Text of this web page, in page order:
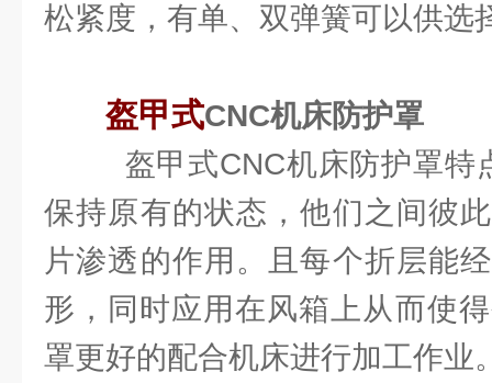
松紧度，有单、双弹簧可以供选
盔甲式CNC机床防护罩
盔甲式CNC机床防护罩
保持原有的状态，他们之间彼
片渗透的作用。且每个折层能
形，同时应用在风箱上从而使
罩更好的配合机床进行加工作业